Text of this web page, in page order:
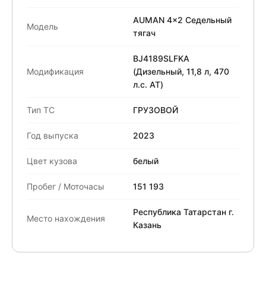
Модель
AUMAN 4x2 Седельный
тягач
Модификация
BJ4189SLFKA
(Дизельный, 11,8 л, 470
л.с. АТ)
Тип ТС ГРУЗОВОЙ
Год выпуска 2023
Цвет кузова белый
Пробег / Моточасы 151 193
Место нахождения
Республика Татарстан г.
Казань